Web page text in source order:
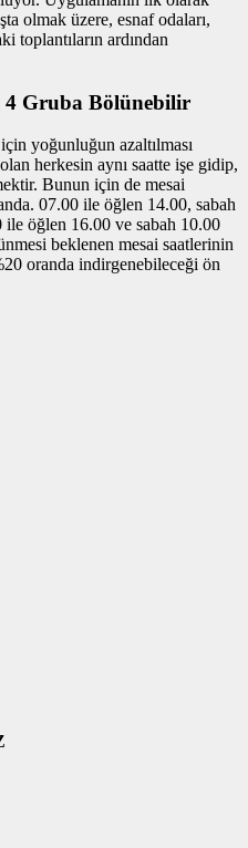
olmak üzere, esnaf odaları,
toplantıların ardından
4 Gruba Bölünebilir
yoğunluğun azaltılması
herkesin aynı saatte işe gidip,
Bunun için de mesai
07.00 ile öğlen 14.00, sabah
öğlen 16.00 ve sabah 10.00
beklenen mesai saatlerinin
oranda indirgenebileceği ön